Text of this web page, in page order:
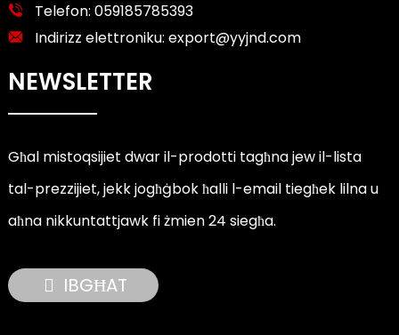
Telefon: 059185785393
Indirizz elettroniku: export@yyjnd.com
NEWSLETTER
Għal mistoqsijiet dwar il-prodotti tagħna jew il-lista
tal-prezzijiet, jekk jogħġbok ħalli l-email tiegħek lilna u
aħna nikkuntattjawk fi żmien 24 siegħa.
IBGĦAT